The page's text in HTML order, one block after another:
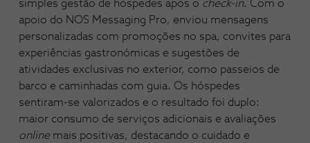
simples gestão de hóspedes após o check-in. Com o
apoio do NOS Messaging Pro, enviou mensagens
personalizadas com promoções no spa, convites para
experiências gastronómicas e sugestões de
atividades exclusivas no exterior, como passeios de
barco e caminhadas com guia. Os hóspedes
sentiram-se valorizados e o resultado foi duplo:
maior consumo de serviços adicionais e avaliações
onlinemais positivas, destacando o cuidado e